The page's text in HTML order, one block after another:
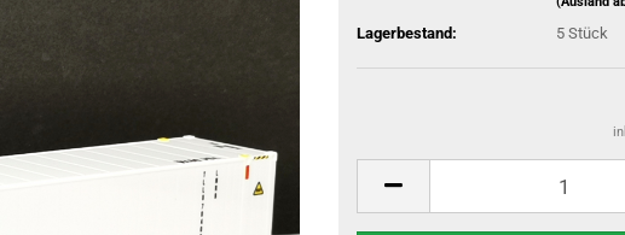
Lagerbestand: 5 Stück